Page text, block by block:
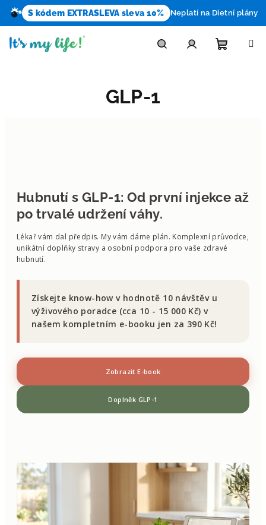
S kódem EXTRASLEVA sleva 10% Neplatí na Dietní plány
GLP-1
Hubnutí s GLP-1: Od první injekce až
po trvalé udržení váhy.
Lékař vám dal předpis. My vám dáme plán. Komplexní průvodce,
unikátní doplňky stravy a osobní podpora pro vaše zdravé
hubnutí.
Získejte know-how v hodnotě 10 návštěv u
výživového poradce (cca 10 - 15 000 Kč) v
našem kompletním e-booku jen za 390 Kč!
Zobrazit E-book
Doplněk GLP-1